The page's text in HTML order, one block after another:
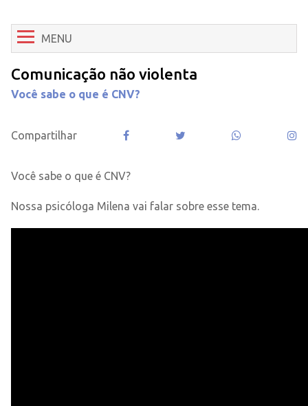
MENU
Comunicação não violenta
Você sabe o que é CNV?
Compartilhar
Você sabe o que é CNV?
Nossa psicóloga Milena vai falar sobre esse tema.